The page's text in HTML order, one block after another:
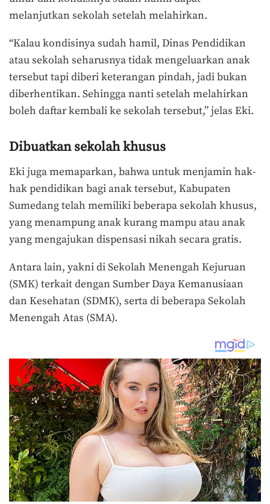
melanjutkan sekolah setelah melahirkan.
“Kalau kondisinya sudah hamil, Dinas Pendidikan
atau sekolah seharusnya tidak mengeluarkan anak
tersebut tapi diberi keterangan pindah, jadi bukan
diberhentikan. Sehingga nanti setelah melahirkan
boleh daftar kembali ke sekolah tersebut,” jelas Eki.
Dibuatkan sekolah khusus
Eki juga memaparkan, bahwa untuk menjamin hak-
hak pendidikan bagi anak tersebut, Kabupaten
Sumedang telah memiliki beberapa sekolah khusus,
yang menampung anak kurang mampu atau anak
yang mengajukan dispensasi nikah secara gratis.
Antara lain, yakni di Sekolah Menengah Kejuruan
(SMK) terkait dengan Sumber Daya Kemanusiaan
dan Kesehatan (SDMK), serta di beberapa Sekolah
Menengah Atas (SMA).